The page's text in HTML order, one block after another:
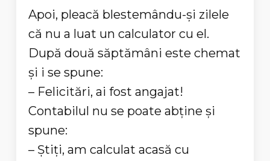
Apoi, pleacă blestemându-şi zilele
că nu a luat un calculator cu el.
După două săptămâni este chemat
şi i se spune:
– Felicitări, ai fost angajat!
Contabilul nu se poate abţine şi
spune:
– Ştiţi, am calculat acasă cu